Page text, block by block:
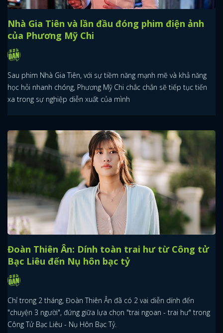
Nhà Gia Tiên và lần đầu đóng phim điện ảnh
của Phương Mỹ Chi
Sau phim Nhà Gia Tiên, với sự tiềm năng mạnh mẽ và khả năng
học hỏi nhanh chóng, Phương Mỹ Chi chắc chắn sẽ tiếp tục tiến
xa trong sự nghiệp diễn xuất của mình
Đoàn Thiên Ân: Dính toàn trai hư từ Công tử
Bạc Liêu đến Nụ hôn bạc tỷ
Chỉ trong 2 tháng, Đoàn Thiên Ân đã có 2 vai diễn dính đến
"chuyện 3 người", đứng giữa lựa chọn "trai ngoan - trai hư" trong
Công Tử Bạc Liêu - Nụ Hôn Bạc Tỷ.